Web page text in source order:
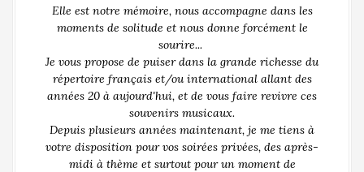
Elle est notre mémoire, nous accompagne dans les
moments de solitude et nous donne forcément le
sourire...
Je vous propose de puiser dans la grande richesse du
répertoire français et/ou international allant des
années 20 à aujourd'hui, et de vous faire revivre ces
souvenirs musicaux.
Depuis plusieurs années maintenant, je me tiens à
votre disposition pour vos soirées privées, des après-
midi à thème et surtout pour un moment de